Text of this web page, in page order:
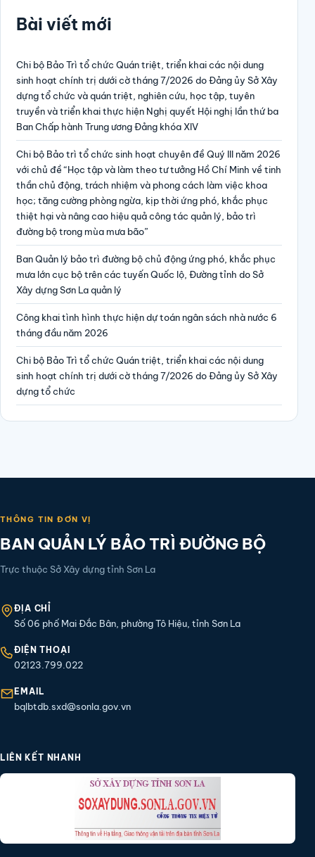
Bài viết mới
Chi bộ Bảo Trì tổ chức Quán triệt, triển khai các nội dung
sinh hoạt chính trị dưới cờ tháng 7/2026 do Đảng ủy Sở Xây
dựng tổ chức và quán triệt, nghiên cứu, học tập, tuyên
truyền và triển khai thực hiện Nghị quyết Hội nghị lần thứ ba
Ban Chấp hành Trung ương Đảng khóa XIV
Chi bộ Bảo trì tổ chức sinh hoạt chuyên đề Quý III năm 2026
với chủ đề “Học tập và làm theo tư tưởng Hồ Chí Minh về tinh
thần chủ động, trách nhiệm và phong cách làm việc khoa
học; tăng cường phòng ngừa, kịp thời ứng phó, khắc phục
thiệt hại và nâng cao hiệu quả công tác quản lý, bảo trì
đường bộ trong mùa mưa bão”
Ban Quản lý bảo trì đường bộ chủ động ứng phó, khắc phục
mưa lớn cục bộ trên các tuyến Quốc lộ, Đường tỉnh do Sở
Xây dựng Sơn La quản lý
Công khai tình hình thực hiện dự toán ngân sách nhà nước 6
tháng đầu năm 2026
Chi bộ Bảo Trì tổ chức Quán triệt, triển khai các nội dung
sinh hoạt chính trị dưới cờ tháng 7/2026 do Đảng ủy Sở Xây
dựng tổ chức
THÔNG TIN ĐƠN VỊ
BAN QUẢN LÝ BẢO TRÌ ĐƯỜNG BỘ
Trực thuộc Sở Xây dựng tỉnh Sơn La
ĐỊA CHỈ
Số 06 phố Mai Đắc Bân, phường Tô Hiệu, tỉnh Sơn La
ĐIỆN THOẠI
02123.799.022
EMAIL
bqlbtdb.sxd@sonla.gov.vn
LIÊN KẾT NHANH